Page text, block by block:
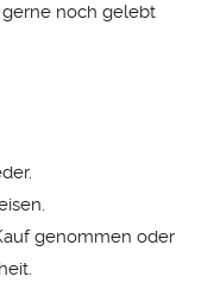
gerne noch gelebt
genommen oder